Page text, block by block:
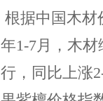
根据中国木材
年1-7月，木材
行，同比上涨